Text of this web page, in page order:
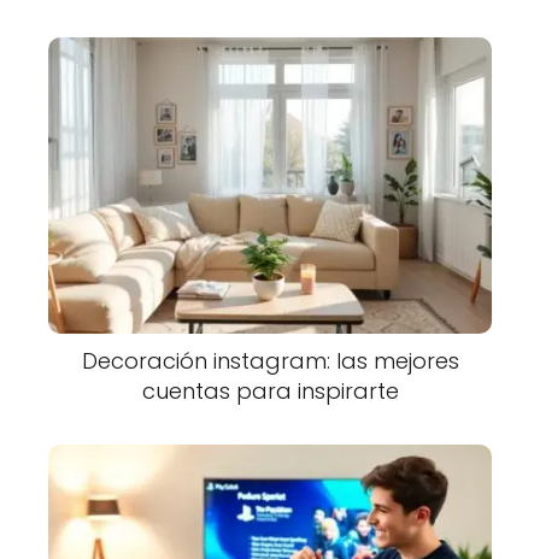
Decoración instagram: las mejores
cuentas para inspirarte